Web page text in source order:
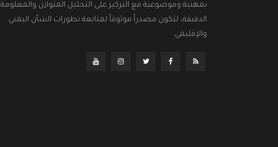
بمهنية وموضوعية مع التركيز على التحليل المتوازن والمعلومة
الدقيقة، لتكون مصدراً موثوقاً لمتابعة تطورات الشأن اليمني
والإقليمي.